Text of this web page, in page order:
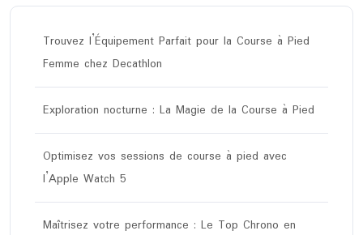
Trouvez l’Équipement Parfait pour la Course à Pied
Femme chez Decathlon
Exploration nocturne : La Magie de la Course à Pied
Optimisez vos sessions de course à pied avec
l’Apple Watch 5
Maîtrisez votre performance : Le Top Chrono en